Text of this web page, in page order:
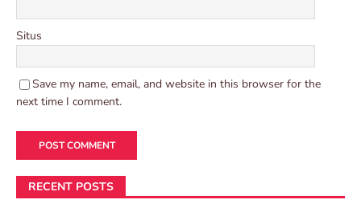
Situs
Save my name, email, and website in this browser for the
next time I comment.
RECENT POSTS